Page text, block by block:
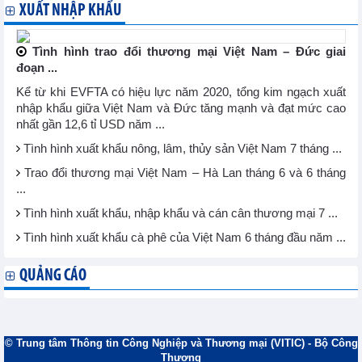
XUẤT NHẬP KHẨU
Tình hình trao đổi thương mại Việt Nam – Đức giai
đoạn ...
Kể từ khi EVFTA có hiệu lực năm 2020, tổng kim ngạch xuất
nhập khẩu giữa Việt Nam và Đức tăng mạnh và đạt mức cao
nhất gần 12,6 tỉ USD năm ...
Tình hình xuất khẩu nông, lâm, thủy sản Việt Nam 7 tháng ...
Trao đổi thương mại Việt Nam – Hà Lan tháng 6 và 6 tháng
...
Tình hình xuất khẩu, nhập khẩu và cán cân thương mại 7 ...
Tình hình xuất khẩu cà phê của Việt Nam 6 tháng đầu năm ...
QUẢNG CÁO
© Trung tâm Thông tin Công Nghiệp và Thương mại (VITIC) - Bộ Công
Thương